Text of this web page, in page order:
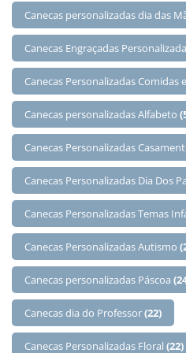
Canecas personalizadas dia das
Canecas Engraçadas Personalizada
Canecas Personalizadas Comidas
Canecas personalizadas Alfabeto
Canecas Personalizadas
Canecas Personalizadas Dia Dos
Canecas Personalizadas Temas
Canecas Personalizadas Autismo
Canecas personalizadas Páscoa
Canecas dia do Professor(22)
Canecas Personalizadas Floral (22)